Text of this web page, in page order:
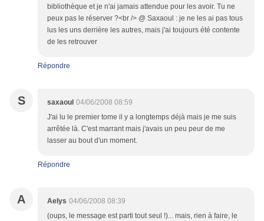
bibliothèque et je n'ai jamais attendue pour les avoir. Tu ne
peux pas le réserver ?<br /> @ Saxaoul : je ne les ai pas tous
lus les uns derrière les autres, mais j'ai toujours été contente
de les retrouver
Répondre
S saxaoul 04/06/2008 08:59
J'ai lu le premier tome il y a longtemps déjà mais je me suis
arrêtée là. C'est marrant mais j'avais un peu peur de me
lasser au bout d'un moment.
Répondre
A Aelys 04/06/2008 08:39
(oups, le message est parti tout seul !)... mais, rien à faire, le